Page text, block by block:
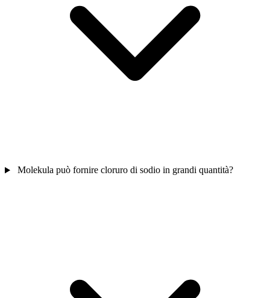
Molekula può fornire cloruro di sodio in grandi quantità?